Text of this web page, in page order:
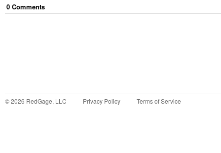
0 Comments
©2026 RedGage, LLC Privacy Policy Terms of Service